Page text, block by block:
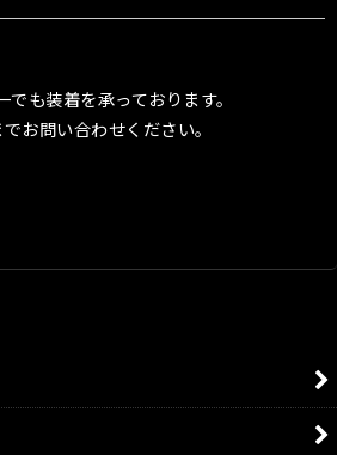
も装着を承っております。
お問い合わせください。